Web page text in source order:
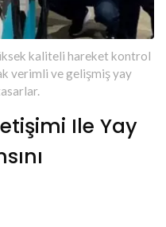
kaliteli hareket kontrol
verimli ve gelişmiş yay
Ile Yay